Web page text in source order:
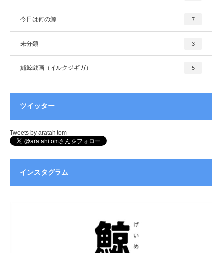
今日は何の鯨 7
未分類 3
鯆鯨戯画（イルクジギガ） 5
ツイッター
Tweets by aratahitom
インスタグラム